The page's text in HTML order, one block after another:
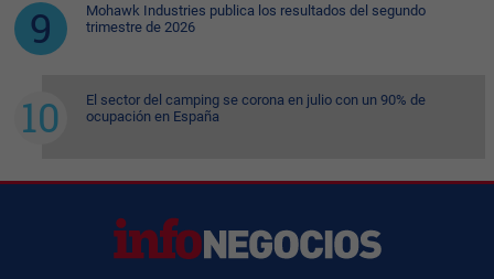
Mohawk Industries publica los resultados del segundo
trimestre de 2026
El sector del camping se corona en julio con un 90% de
ocupación en España